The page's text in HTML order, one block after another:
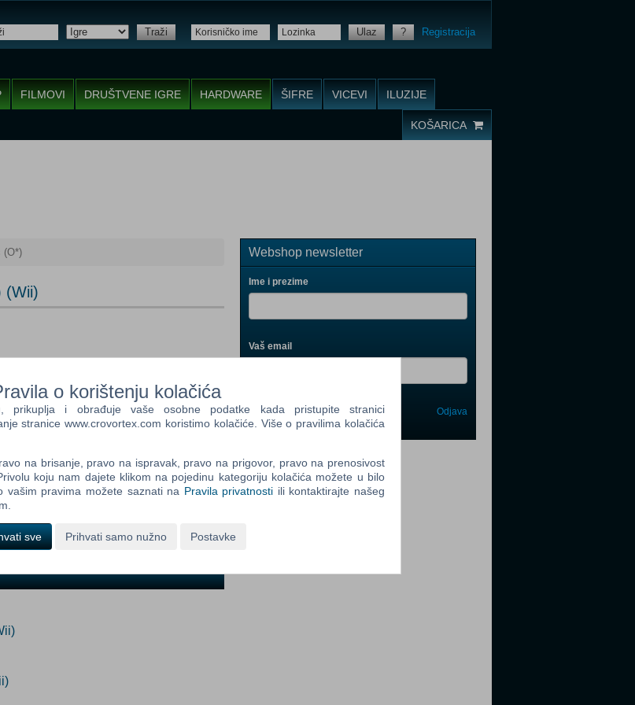
Traži Ulaz ? Registracija
FILMOVI DRUŠTVENE IGRE HARDWARE ŠIFRE VICEVI ILUZIJE
KOŠARICA
(O*)
(Wii)
dostupan:
Webshop newsletter
Ime i prezime
Vaš email
Control
Field
Prijavi me Odjava
o korištenju kolačića
prikuplja i obrađuje vaše osobne podatke kada pristupite stranici
stranice www.crovortex.com koristimo kolačiće. Više o pravilima kolačića
na brisanje, pravo na ispravak, pravo na prigovor, pravo na prenosivost
koju nam dajete klikom na pojedinu kategoriju kolačića možete u bilo
vašim pravima možete saznati na Pravila privatnosti ili kontaktirajte našeg
sve Prihvati samo nužno Postavke